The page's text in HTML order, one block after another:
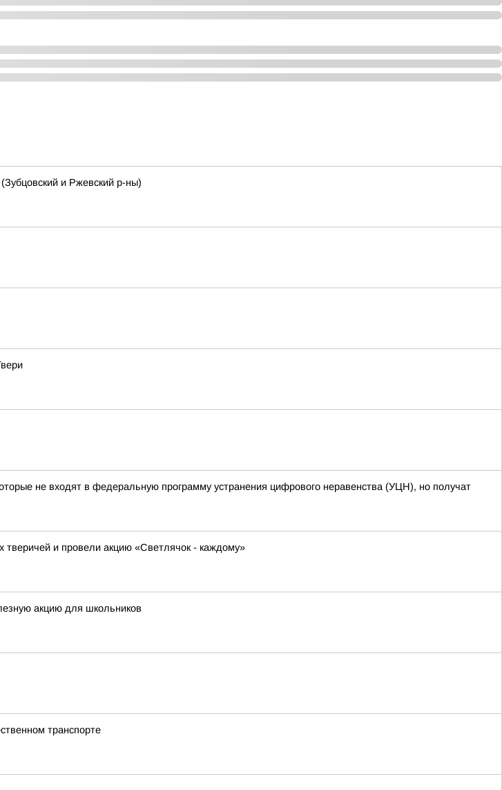
и Ржевский р-ны)
не входят в федеральную программу устранения цифрового неравенства (УЦН), но получат
тверичей и провели акцию «Светлячок - каждому»
акцию для школьников
транспорте